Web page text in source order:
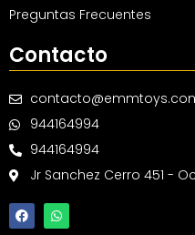
Preguntas Frecuentes
Contacto
944164994
944164994
Jr Sanchez Cerro 451 -